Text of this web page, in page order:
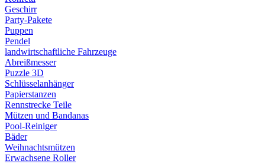
Geschirr
Party-Pakete
Puppen
Pendel
landwirtschaftliche Fahrzeuge
Abreißmesser
Puzzle 3D
Schlüsselanhänger
Papierstanzen
Rennstrecke Teile
Mützen und Bandanas
Pool-Reiniger
Bäder
Weihnachtsmützen
Erwachsene Roller